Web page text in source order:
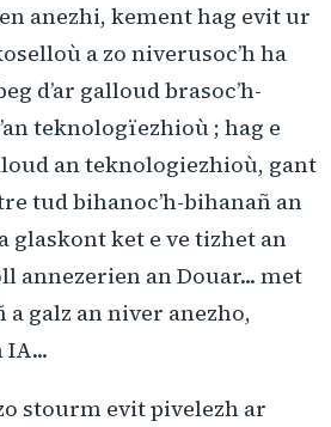
anezhi, kement hag evit ur
a zo niverusoc’h ha
d’ar galloud brasoc’h-
teknologïezhioù ; hag e
an teknologiezhioù, gant
tud bihanoc’h-bihanañ an
glaskont ket e ve tizhet an
annezerien an Douar... met
a galz an niver anezho,
IA...
stourm evit pivelezh ar